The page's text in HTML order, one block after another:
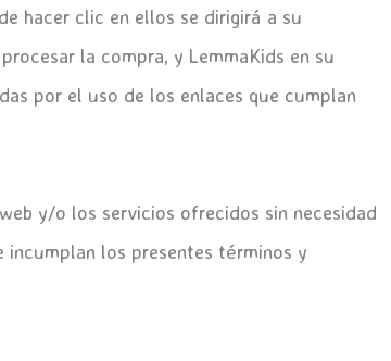
hacer clic en ellos se dirigirá a su
la compra, y LemmaKids en su
por el uso de los enlaces que cumplan
y/o los servicios ofrecidos sin necesidad
incumplan los presentes términos y